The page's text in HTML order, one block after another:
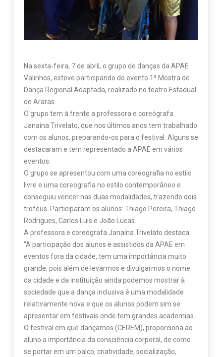
Na sexta-feira, 7 de abril, o grupo de danças da APAE
Valinhos, esteve participando do evento 1ª Mostra de
Dança Regional Adaptada, realizado no teatro Estadual
de Araras.
O grupo tem à frente a professora e coreógrafa
Janaína Trivelato, que nos últimos anos tem trabalhado
com os alunos, preparando-os para o festival. Alguns se
destacaram e tem representado a APAE em vários
eventos.
O grupo se apresentou com uma coreografia no estilo
livre e uma coreografia no estilo contemporâneo e
conseguiu vencer nas duas modalidades, trazendo dois
troféus. Participaram os alunos: Thiago Pereira, Thiago
Rodrigues, Carlos Luis e João Lucas.
A professora e coreógrafa Janaína Trivelato destaca:
“A participação dos alunos e assistidos da APAE em
eventos fora da cidade, tem uma importância muito
grande, pois além de levarmos e divulgarmos o nome
da cidade e da instituição ainda podemos mostrar à
sociedade que a dança inclusiva é uma modalidade
relativamente nova e que os alunos podem sim se
apresentar em festivais onde tem grandes academias.
O festival em que dançamos (CEREM), proporciona ao
aluno a importância da consciência corporal, de como
se portar em um palco, criatividade, socialização,